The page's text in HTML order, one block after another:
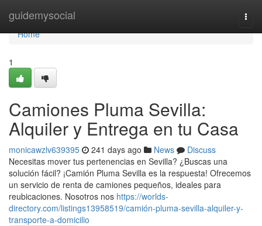
guidemysocial
Home
Home
1
Camiones Pluma Sevilla:
Alquiler y Entrega en tu Casa
monicawzlv639395 241 days ago News
Discuss
Necesitas mover tus pertenencias en Sevilla? ¿Buscas una
solución fácil? ¡Camión Pluma Sevilla es la respuesta! Ofrecemos
un servicio de renta de camiones pequeños, ideales para
reubicaciones. Nosotros nos https://worlds-
directory.com/listings13958519/camión-pluma-sevilla-alquiler-y-
transporte-a-domicilio